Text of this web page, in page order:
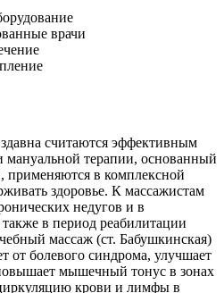
врачи
считаются эффективным
мануальной терапии, основанный
применяются в комплексной
здоровье. К массажистам
недугов и в
в период реабилитации
массаж (ст. Бабушкинская)
от болевого синдрома, улучшает
мышечный тонус в зонах
крови и лимфы в